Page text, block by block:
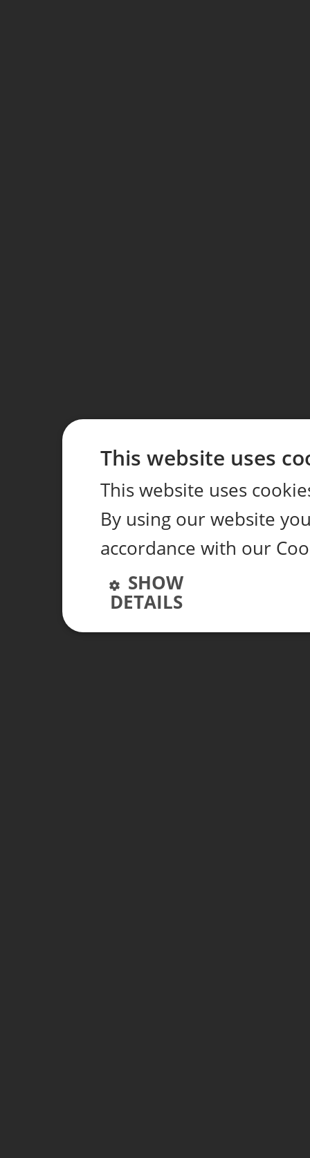
This website uses
This website uses
By using our website
accordance with our
SHOW
DETAILS